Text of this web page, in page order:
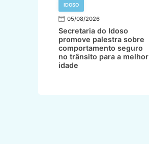
IDOSO
05/08/2026
Secretaria do Idoso
promove palestra sobre
comportamento seguro
no trânsito para a melhor
idade